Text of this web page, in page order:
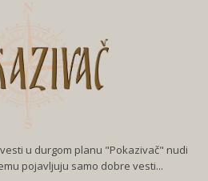
u durgom planu "Pokazivač" nudi
pojavljuju samo dobre vesti...